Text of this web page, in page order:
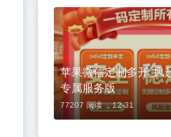
苹果微信定制多开_风
专属服务版
77207 阅读 ，12-31